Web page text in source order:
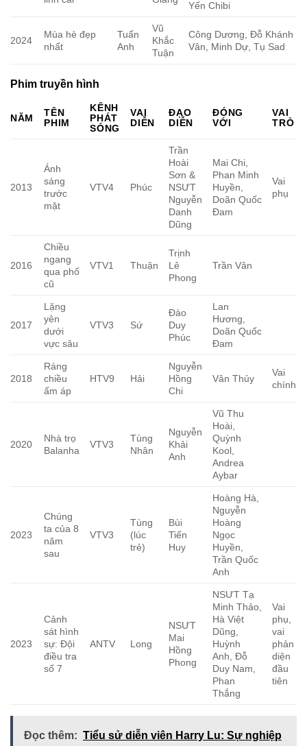
Yến Chibi
2024
Mùa hè đẹp
nhất
Tuấn
Anh
Vũ
Khắc
Tuận
Công Dương, Đỗ Khánh
Vân, Minh Dự, Tụ Sad
Phim truyền hình
NĂM
TÊN
PHIM
KÊNH
PHÁT
SÓNG
VAI
DIỄN
ĐẠO
DIỄN
ĐÓNG
VỚI
VAI
TRÒ
2013
Ánh
sáng
trước
mặt
VTV4 Phúc
Trần
Hoài
Sơn &
NSƯT
Nguyễn
Danh
Dũng
Mai Chi,
Phan Minh
Huyền,
Doãn Quốc
Đam
Vai
phụ
2016
Chiều
ngang
qua phố
cũ
VTV1 Thuận
Trịnh
Lê
Phong
Trần Vân
2017
Lặng
yên
dưới
vực sâu
VTV3 Sứ
Đào
Duy
Phúc
Lan
Hương,
Doãn Quốc
Đam
2018
Ráng
chiều
ấm áp
HTV9 Hải
Nguyễn
Hồng
Chi
Vân Thủy
Vai
chính
2020
Nhà trọ
Balanha
VTV3
Tùng
Nhân
Nguyễn
Khải
Anh
Vũ Thu
Hoài,
Quỳnh
Kool,
Andrea
Aybar
2023
Chúng
ta của 8
năm
sau
VTV3
Tùng
(lúc
trẻ)
Bùi
Tiến
Huy
Hoàng Hà,
Nguyễn
Hoàng
Ngọc
Huyền,
Trần Quốc
Anh
2023
Cảnh
sát hình
sự: Đội
điều tra
số 7
ANTV Long
NSƯT
Mai
Hồng
Phong
NSƯT Tạ
Minh Thảo,
Hà Việt
Dũng,
Huỳnh
Anh, Đỗ
Duy Nam,
Phan
Thắng
Vai
phụ,
vai
phản
diện
đầu
tiên
Đọc thêm: Tiểu sử diễn viên Harry Lu: Sự nghiệp